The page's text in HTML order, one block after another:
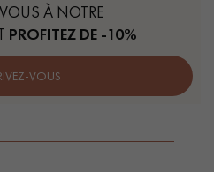
À NOTRE
PROFITEZ DE -10%
VOUS